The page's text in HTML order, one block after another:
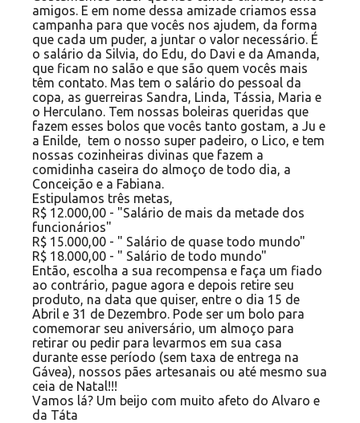
amigos. E em nome dessa amizade criamos essa
campanha para que vocês nos ajudem, da forma
que cada um puder, a juntar o valor necessário. É
o salário da Silvia, do Edu, do Davi e da Amanda,
que ficam no salão e que são quem vocês mais
têm contato. Mas tem o salário do pessoal da
copa, as guerreiras Sandra, Linda, Tássia, Maria e
o Herculano. Tem nossas boleiras queridas que
fazem esses bolos que vocês tanto gostam, a Ju e
a Enilde, tem o nosso super padeiro, o Lico, e tem
nossas cozinheiras divinas que fazem a
comidinha caseira do almoço de todo dia, a
Conceição e a Fabiana.
Estipulamos três metas,
R$ 12.000,00 - "Salário de mais da metade dos
funcionários"
R$ 15.000,00 - " Salário de quase todo mundo"
R$ 18.000,00 - " Salário de todo mundo"
Então, escolha a sua recompensa e faça um fiado
ao contrário, pague agora e depois retire seu
produto, na data que quiser, entre o dia 15 de
Abril e 31 de Dezembro. Pode ser um bolo para
comemorar seu aniversário, um almoço para
retirar ou pedir para levarmos em sua casa
durante esse período (sem taxa de entrega na
Gávea), nossos pães artesanais ou até mesmo sua
ceia de Natal!!!
Vamos lá? Um beijo com muito afeto do Alvaro e
da Táta